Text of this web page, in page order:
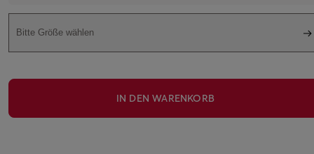
Bitte Größe wählen
IN DEN WARENKORB